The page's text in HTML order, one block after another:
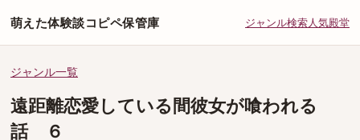
萌えた体験談コピペ保管庫 ジャンル検索人気殿堂
ジャンル一覧
遠距離恋愛している間彼女が喰われる
話 ６